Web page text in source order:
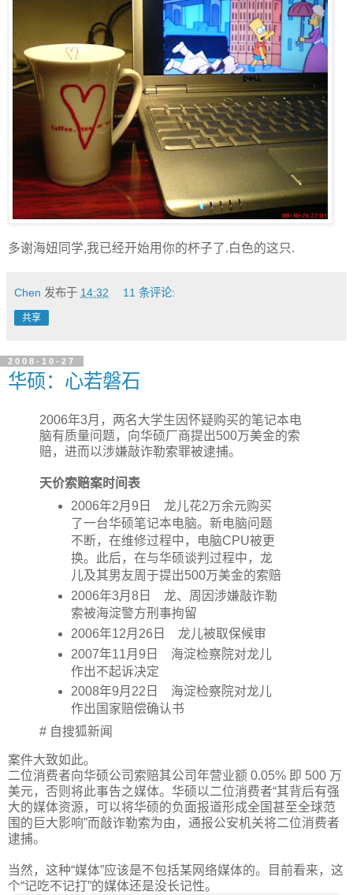
多谢海妞同学,我已经开始用你的杯子了.白色的这只.
Chen 发布于 14:32 11 条评论:
共享
2008-10-27
华硕：心若磐石
2006年3月，两名大学生因怀疑购买的笔记本电
脑有质量问题，向华硕厂商提出500万美金的索
赔，进而以涉嫌敲诈勒索罪被逮捕。
天价索赔案时间表
2006年2月9日 龙儿花2万余元购买
了一台华硕笔记本电脑。新电脑问题
不断，在维修过程中，电脑CPU被更
换。此后，在与华硕谈判过程中，龙
儿及其男友周于提出500万美金的索赔
2006年3月8日 龙、周因涉嫌敲诈勒
索被海淀警方刑事拘留
2006年12月26日 龙儿被取保候审
2007年11月9日 海淀检察院对龙儿
作出不起诉决定
2008年9月22日 海淀检察院对龙儿
作出国家赔偿确认书
# 自搜狐新闻
案件大致如此。
二位消费者向华硕公司索赔其公司年营业额 0.05% 即 500 万
美元，否则将此事告之媒体。华硕以二位消费者“其背后有强
大的媒体资源，可以将华硕的负面报道形成全国甚至全球范
围的巨大影响”而敲诈勒索为由，通报公安机关将二位消费者
逮捕。
当然，这种“媒体”应该是不包括某网络媒体的。目前看来，这
个“记吃不记打”的媒体还是没长记性。